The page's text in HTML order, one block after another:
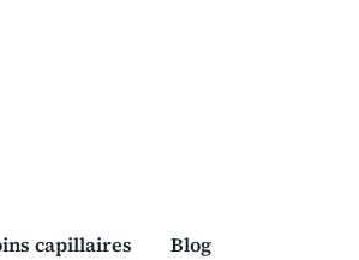
capillaires Blog